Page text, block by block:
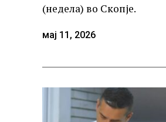
(недела) во Скопје.
мај 11, 2026